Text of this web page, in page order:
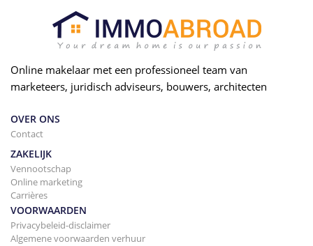
Online makelaar met een professioneel team van
marketeers, juridisch adviseurs, bouwers, architecten
OVER ONS
Contact
ZAKELIJK
Vennootschap
Online marketing
Carrières
VOORWAARDEN
Privacybeleid-disclaimer
Algemene voorwaarden verhuur